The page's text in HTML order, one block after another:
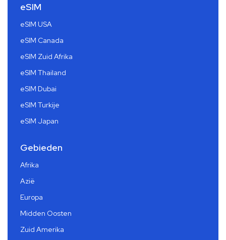
eSIM
eSIM USA
eSIM Canada
eSIM Zuid Afrika
eSIM Thailand
eSIM Dubai
eSIM Turkije
eSIM Japan
Gebieden
Afrika
Azië
Europa
Midden Oosten
Zuid Amerika